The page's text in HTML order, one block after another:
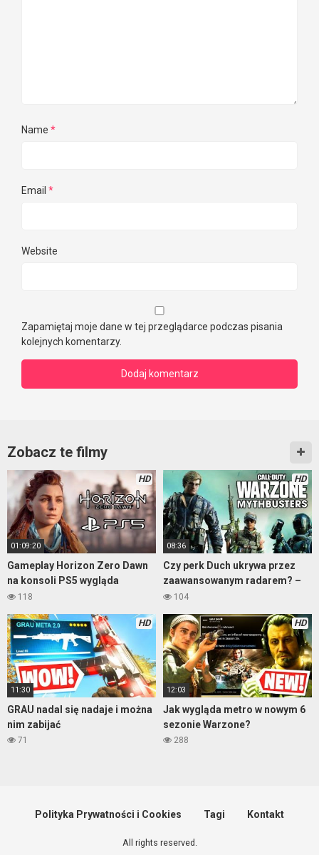
Name *
Email *
Website
Zapamiętaj moje dane w tej przeglądarce podczas pisania
kolejnych komentarzy.
Zobacz te filmy
HD
01:09:20
Gameplay Horizon Zero Dawn
na konsoli PS5 wygląda
miodnie
118
HD
08:36
Czy perk Duch ukrywa przez
zaawansowanym radarem? –
Warzone
104
HD
11:30
GRAU nadal się nadaje i można
nim zabijać
71
HD
12:03
Jak wygląda metro w nowym 6
sezonie Warzone?
288
Polityka Prywatności i Cookies Tagi Kontakt
All rights reserved.